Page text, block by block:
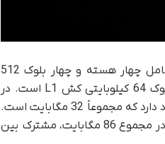
در حلقه ای در اطراف مرکز SoC 12 خوشه محاسباتی وجود دارد که هر کدام شامل چهار هسته و چهار بلوک 512
کیلوبایتی حافظه نهان L3 است. هر هسته حاوی 512 کیلوبایت کش L2 و دو بلوک 64 کیلوبایتی کش L1 است. در
وسط SoC یک شبکه چهار در چهار از بلوک های 2 مگابایتی از حافظه نهان L4 وجود دارد که مجموعاً 32 مگابایت است.
در کل پردازنده 24 مگابایت کش L3 و L2 و 6 مگابایت حافظه نهان L1 وجود دارد. در مجموع 86 مگابایت، مشترک بین